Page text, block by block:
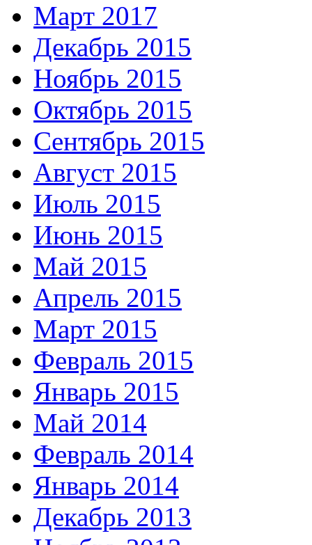
Март 2017
Декабрь 2015
Ноябрь 2015
Октябрь 2015
Сентябрь 2015
Август 2015
Июль 2015
Июнь 2015
Май 2015
Апрель 2015
Март 2015
Февраль 2015
Январь 2015
Май 2014
Февраль 2014
Январь 2014
Декабрь 2013